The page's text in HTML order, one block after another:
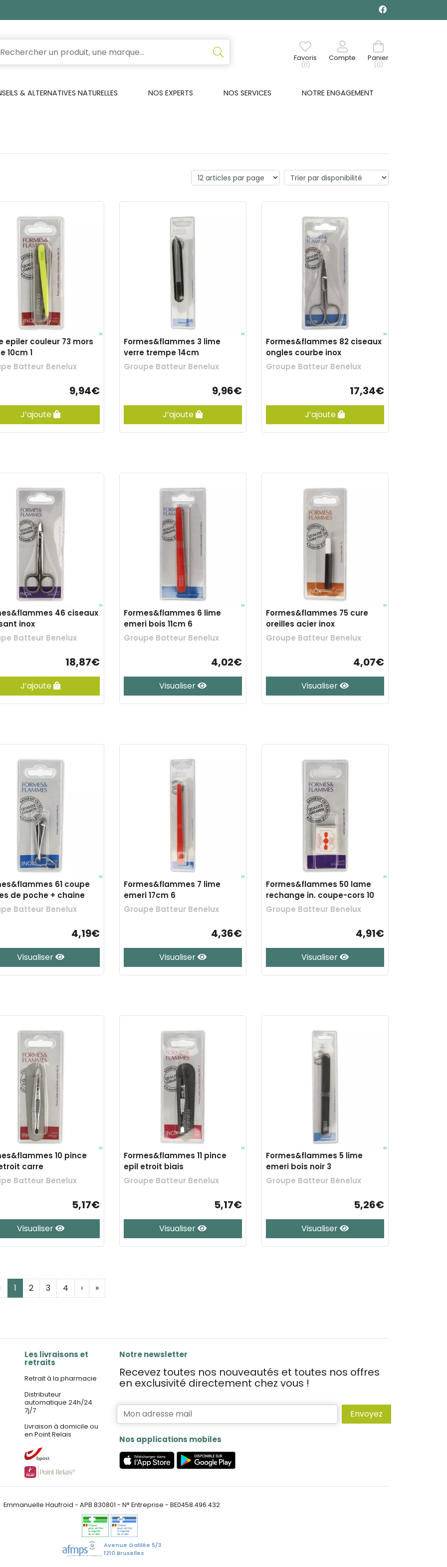
Favoris
(0)
Compte
Panier
(0)
& ALTERNATIVES NATURELLES NOS EXPERTS NOS SERVICES NOTRE ENGAGEMENT
epiler couleur 73 mors
10cm 1
Batteur Benelux
9,94€
J’ajoute
Formes&flammes 3 lime
verre trempe 14cm
Groupe Batteur Benelux
9,96€
J’ajoute
Formes&flammes 82 ciseaux
ongles courbe inox
Groupe Batteur Benelux
17,34€
J’ajoute
46 ciseaux
inox
Batteur Benelux
18,87€
J’ajoute
Formes&flammes 6 lime
emeri bois 11cm 6
Groupe Batteur Benelux
4,02€
Visualiser
Formes&flammes 75 cure
oreilles acier inox
Groupe Batteur Benelux
4,07€
Visualiser
61 coupe
de poche + chaine
Batteur Benelux
4,19€
Visualiser
Formes&flammes 7 lime
emeri 17cm 6
Groupe Batteur Benelux
4,36€
Visualiser
Formes&flammes 50 lame
rechange in. coupe-cors 10
Groupe Batteur Benelux
4,91€
Visualiser
10 pince
carre
Batteur Benelux
5,17€
Visualiser
Formes&flammes 11 pince
epil etroit biais
Groupe Batteur Benelux
5,17€
Visualiser
Formes&flammes 5 lime
emeri bois noir 3
Groupe Batteur Benelux
5,26€
Visualiser
‹ 1 2 3 4 › »
Les livraisons et
retraits
Retrait à la pharmacie
Distributeur
automatique 24h/24
7j/7
Livraison à domicile ou
en Point Relais
Notre newsletter
Recevez toutes nos nouveautés et toutes nos offres
en exclusivité directement chez vous !
Envoyez
Nos applications mobiles
Emmanuelle Haufroid - APB 830801 - N° Entreprise - BE0458.496.432
Avenue Galilée 5/3
1210 Bruxelles